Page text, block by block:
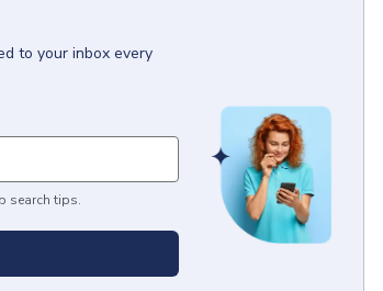
to your inbox every
search tips.